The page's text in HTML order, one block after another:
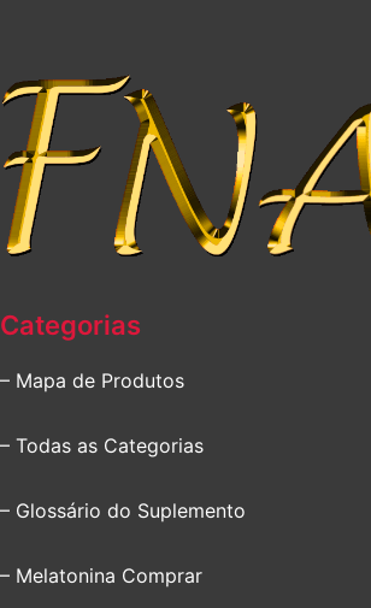
Categorias
– Mapa de Produtos
– Todas as Categorias
– Glossário do Suplemento
– Melatonina Comprar